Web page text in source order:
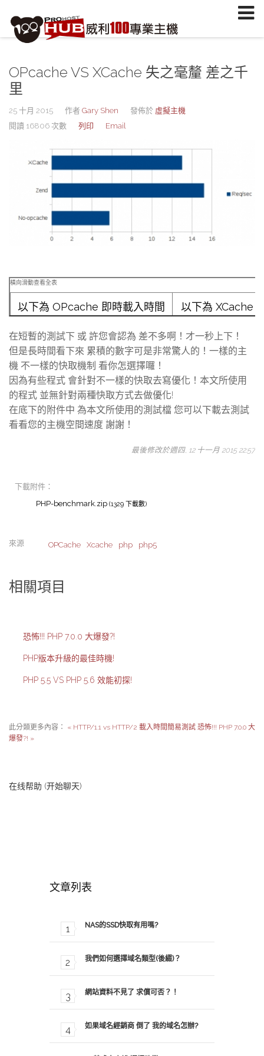
OPcache VS XCache 失之毫釐 差之千
里
25 十月 2015 作者 Gary Shen 發佈於 虛擬主機
閱讀 16806 次數
列印 Email
以下為 OPcache 即時載入時間
以下為 XCache
在短暫的測試下 或 許您會認為 差不多啊！才一秒上下！
但是長時間看下來 累積的數字可是非常驚人的！一樣的主
機 不一樣的快取機制 看你怎選擇囉！
因為有些程式 會針對不一樣的快取去寫優化！本文所使用
的程式 並無針對兩種快取方式去做優化!
在底下的附件中 為本文所使用的測試檔 您可以下載去測試
看看您的主機空間速度 謝謝！
最後修改於週四, 12 十一月 2015 22:57
下載附件：
PHP-benchmark.zip (1329 下載數)
來源 OPCache Xcache php php5
相關項目
恐怖!!! PHP 7.0.0 大爆發?!
PHP版本升級的最佳時機!
PHP 5.5 VS PHP 5.6 效能初探!
此分類更多內容： « HTTP/1.1 vs HTTP/2 載入時間簡易測試 恐怖!!! PHP 7.0.0 大
爆發?! »
在线帮助 (开始聊天)
文章列表
NAS的SSD快取有用嗎?
我們如何選擇域名類型(後綴)？
網站資料不見了 求償可否？！
如果域名經銷商 倒了 我的域名怎辦?
註冊/登入或註冊會員
密碼
加入會員